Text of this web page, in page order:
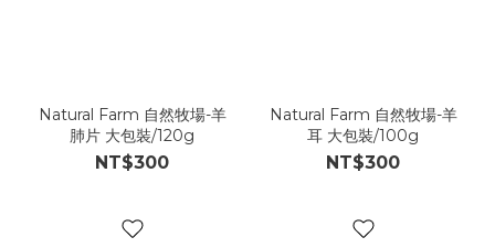
Natural Farm 自然牧場-羊
肺片 大包裝/120g
NT$300
Natural Farm 自然牧場-羊
耳 大包裝/100g
NT$300